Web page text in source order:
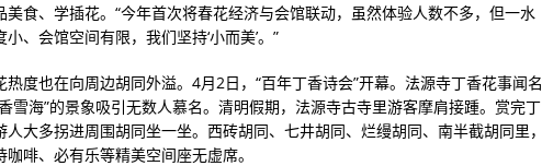
美食、学插花。“今年首次将春花经济与会馆联动，虽然体验人数不多，但一水
、会馆空间有限，我们坚持‘小而美’。”
热度也在向周边胡同外溢。4月2日，“百年丁香诗会”开幕。法源寺丁香花事闻名
雪海”的景象吸引无数人慕名。清明假期，法源寺古寺里游客摩肩接踵。赏完丁
大多拐进周围胡同坐一坐。西砖胡同、七井胡同、烂缦胡同、南半截胡同里，
啡、必有乐等精美空间座无虚席。